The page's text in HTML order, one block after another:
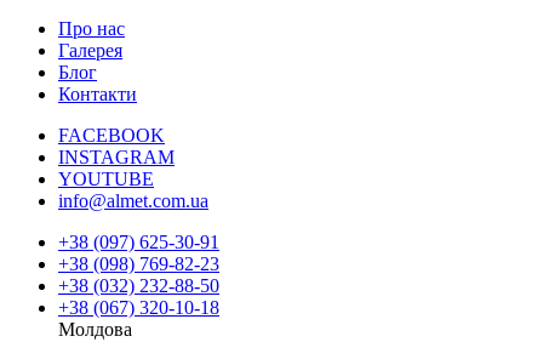
Про нас
Галерея
Блог
Контакти
FACEBOOK
INSTAGRAM
YOUTUBE
info@almet.com.ua
+38 (097) 625-30-91
+38 (098) 769-82-23
+38 (032) 232-88-50
+38 (067) 320-10-18
Молдова